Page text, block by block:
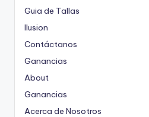
Guia de Tallas
Ilusion
Contáctanos
Ganancias
About
Ganancias
Acerca de Nosotros